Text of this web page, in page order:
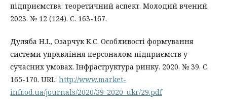
підприємства: теоретичний аспект. Молодий вчений.
2023. № 12 (124). С. 163-167.
Дуляба Н.І., Озарчук К.С. Особливості формування
системи управління персоналом підприємств у
сучасних умовах. Інфраструктура ринку. 2020. № 39. С.
165-170. URL: http://www.market-
infr.od.ua/journals/2020/39_2020_ukr/29.pdf